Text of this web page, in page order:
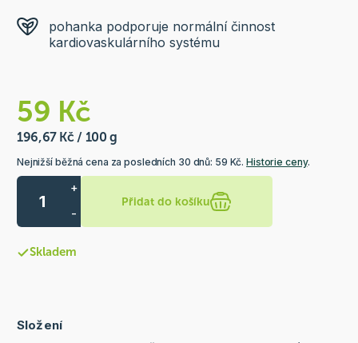
pohanka podporuje normální činnost
kardiovaskulárního systému
59 Kč
196,67 Kč / 100 g
Nejnižší běžná cena za posledních 30 dnů: 59 Kč.Historie ceny.
+
-
Přidat do košíku
Skladem
Složení